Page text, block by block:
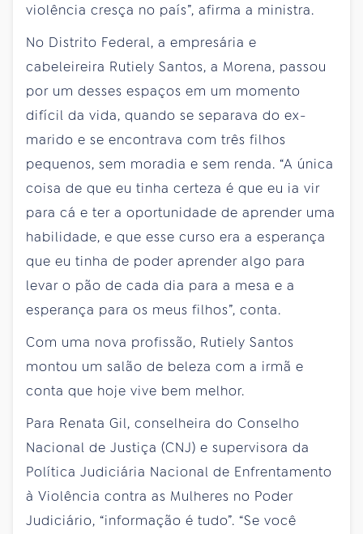
violência cresça no país”, afirma a ministra.
No Distrito Federal, a empresária e
cabeleireira Rutiely Santos, a Morena, passou
por um desses espaços em um momento
difícil da vida, quando se separava do ex-
marido e se encontrava com três filhos
pequenos, sem moradia e sem renda. “A única
coisa de que eu tinha certeza é que eu ia vir
para cá e ter a oportunidade de aprender uma
habilidade, e que esse curso era a esperança
que eu tinha de poder aprender algo para
levar o pão de cada dia para a mesa e a
esperança para os meus filhos”, conta.
Com uma nova profissão, Rutiely Santos
montou um salão de beleza com a irmã e
conta que hoje vive bem melhor.
Para Renata Gil, conselheira do Conselho
Nacional de Justiça (CNJ) e supervisora da
Política Judiciária Nacional de Enfrentamento
à Violência contra as Mulheres no Poder
Judiciário, “informação é tudo”. “Se você